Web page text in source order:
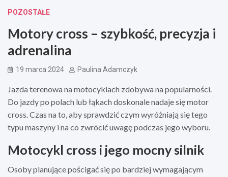
POZOSTAŁE
Motory cross – szybkość, precyzja i
adrenalina
19 marca 2024 Paulina Adamczyk
Jazda terenowa na motocyklach zdobywa na popularności.
Do jazdy po polach lub łąkach doskonale nadaje się motor
cross. Czas na to, aby sprawdzić czym wyróżniają się tego
typu maszyny i na co zwrócić uwagę podczas jego wyboru.
Motocykl cross i jego mocny silnik
Osoby planujące pościgać się po bardziej wymagającym